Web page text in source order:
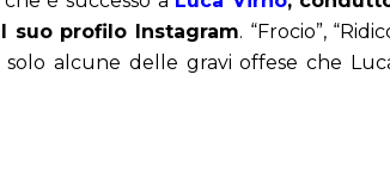
suo profilo Instagram. “Frocio”,
alcune delle gravi offese che